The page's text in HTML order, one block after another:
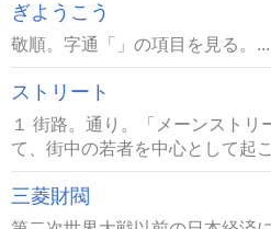
ぎようこう
敬順。字通「」の項目を見る。...
ストリート
１ 街路。通り。「メーンストリ
て、街中の若者を中心として起
三菱財閥